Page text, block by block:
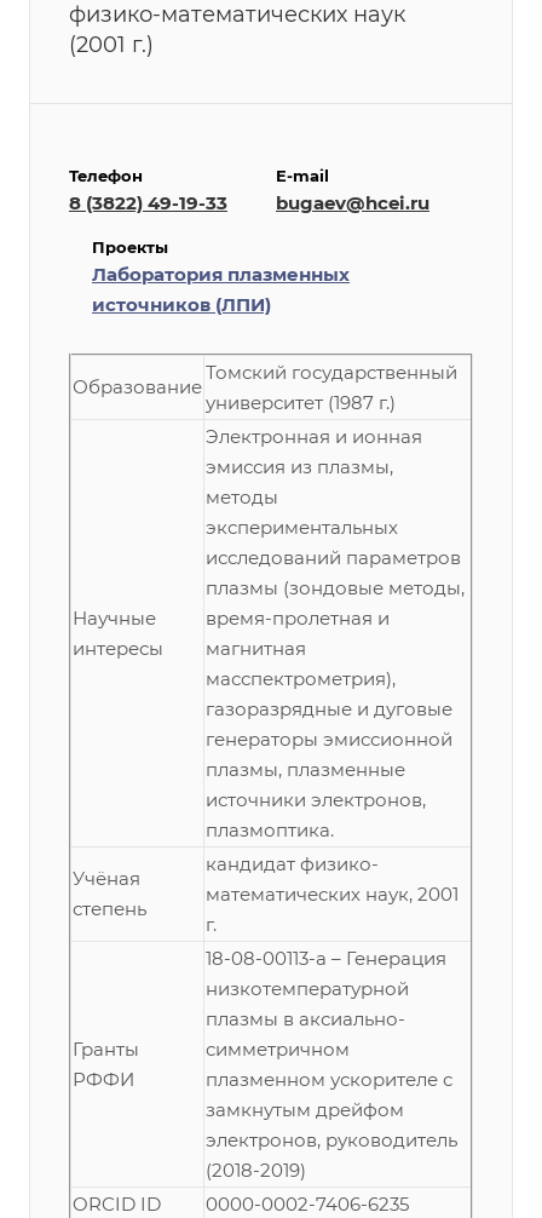
физико-математических наук
(2001 г.)
Телефон
8 (3822) 49-19-33
E-mail
bugaev@hcei.ru
Проекты
Лаборатория плазменных
источников (ЛПИ)
Образование
Томский государственный
университет (1987 г.)
Научные
интересы
Электронная и ионная
эмиссия из плазмы,
методы
экспериментальных
исследований параметров
плазмы (зондовые методы,
время-пролетная и
магнитная
масспектрометрия),
газоразрядные и дуговые
генераторы эмиссионной
плазмы, плазменные
источники электронов,
плазмоптика.
Учёная
степень
кандидат физико-
математических наук, 2001
г.
Гранты
РФФИ
18-08-00113-a – Генерация
низкотемпературной
плазмы в аксиально-
симметричном
плазменном ускорителе с
замкнутым дрейфом
электронов, руководитель
(2018-2019)
ORCID ID
0000-0002-7406-6235